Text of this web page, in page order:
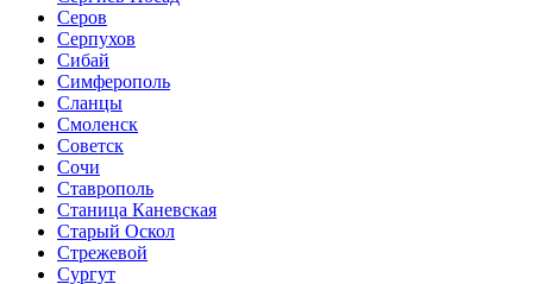
Серов
Серпухов
Сибай
Симферополь
Сланцы
Смоленск
Советск
Сочи
Ставрополь
Станица Каневская
Старый Оскол
Стрежевой
Сургут